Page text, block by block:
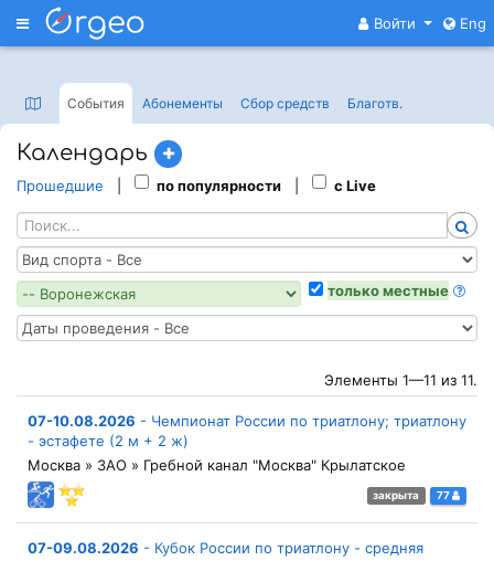
Меню Войти Eng
События Абонементы Сбор средств Благотв.
Календарь
Прошедшие по популярности с Live
только местные
Элементы 1—11 из 11.
07-10.08.2026 - Чемпионат России по триатлону; триатлону
- эстафете (2 м + 2 ж)
Москва » ЗАО » Гребной канал "Москва" Крылатское
закрыта 77
07-09.08.2026 - Кубок России по триатлону - средняя